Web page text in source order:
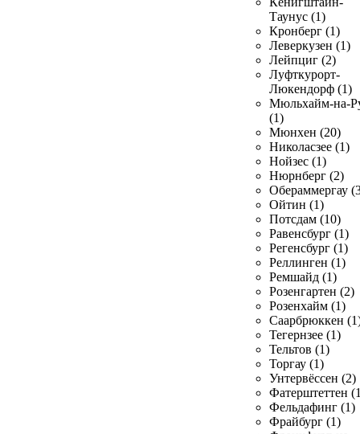
Таунус (1)
Кронберг (1)
Леверкузен (1)
Лейпциг (2)
Луфткурорт-
Люкендорф (1)
Мюльхайм-на-
(1)
Мюнхен (20)
Николасзее (1)
Нойзес (1)
Нюрнберг (2)
Обераммергау
Ойтин (1)
Потсдам (10)
Равенсбург (1)
Регенсбург (1)
Реллинген (1)
Ремшайд (1)
Розенгартен (2)
Розенхайм (1)
Саарбрюккен
Тегернзее (1)
Тельтов (1)
Торгау (1)
Унтервёссен (2)
Фатерштеттен
Фельдафинг (1)
Фрайбург (1)